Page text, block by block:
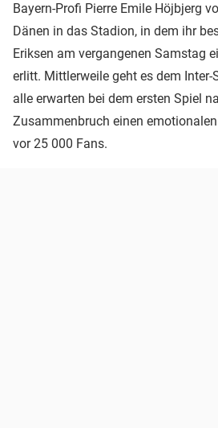
Bayern-Profi Pierre Emile Höjbjerg
Dänen in das Stadion, in dem ihr
Eriksen am vergangenen Samstag
erlitt. Mittlerweile geht es dem Inter-
alle erwarten bei dem ersten Spiel
Zusammenbruch einen
vor 25 000 Fans.